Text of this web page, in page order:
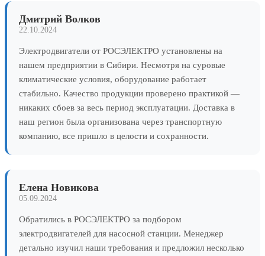
Дмитрий Волков
22.10.2024
Электродвигатели от РОСЭЛЕКТРО установлены на
нашем предприятии в Сибири. Несмотря на суровые
климатические условия, оборудование работает
стабильно. Качество продукции проверено практикой —
никаких сбоев за весь период эксплуатации. Доставка в
наш регион была организована через транспортную
компанию, все пришло в целости и сохранности.
Елена Новикова
05.09.2024
Обратились в РОСЭЛЕКТРО за подбором
электродвигателей для насосной станции. Менеджер
детально изучил наши требования и предложил несколько